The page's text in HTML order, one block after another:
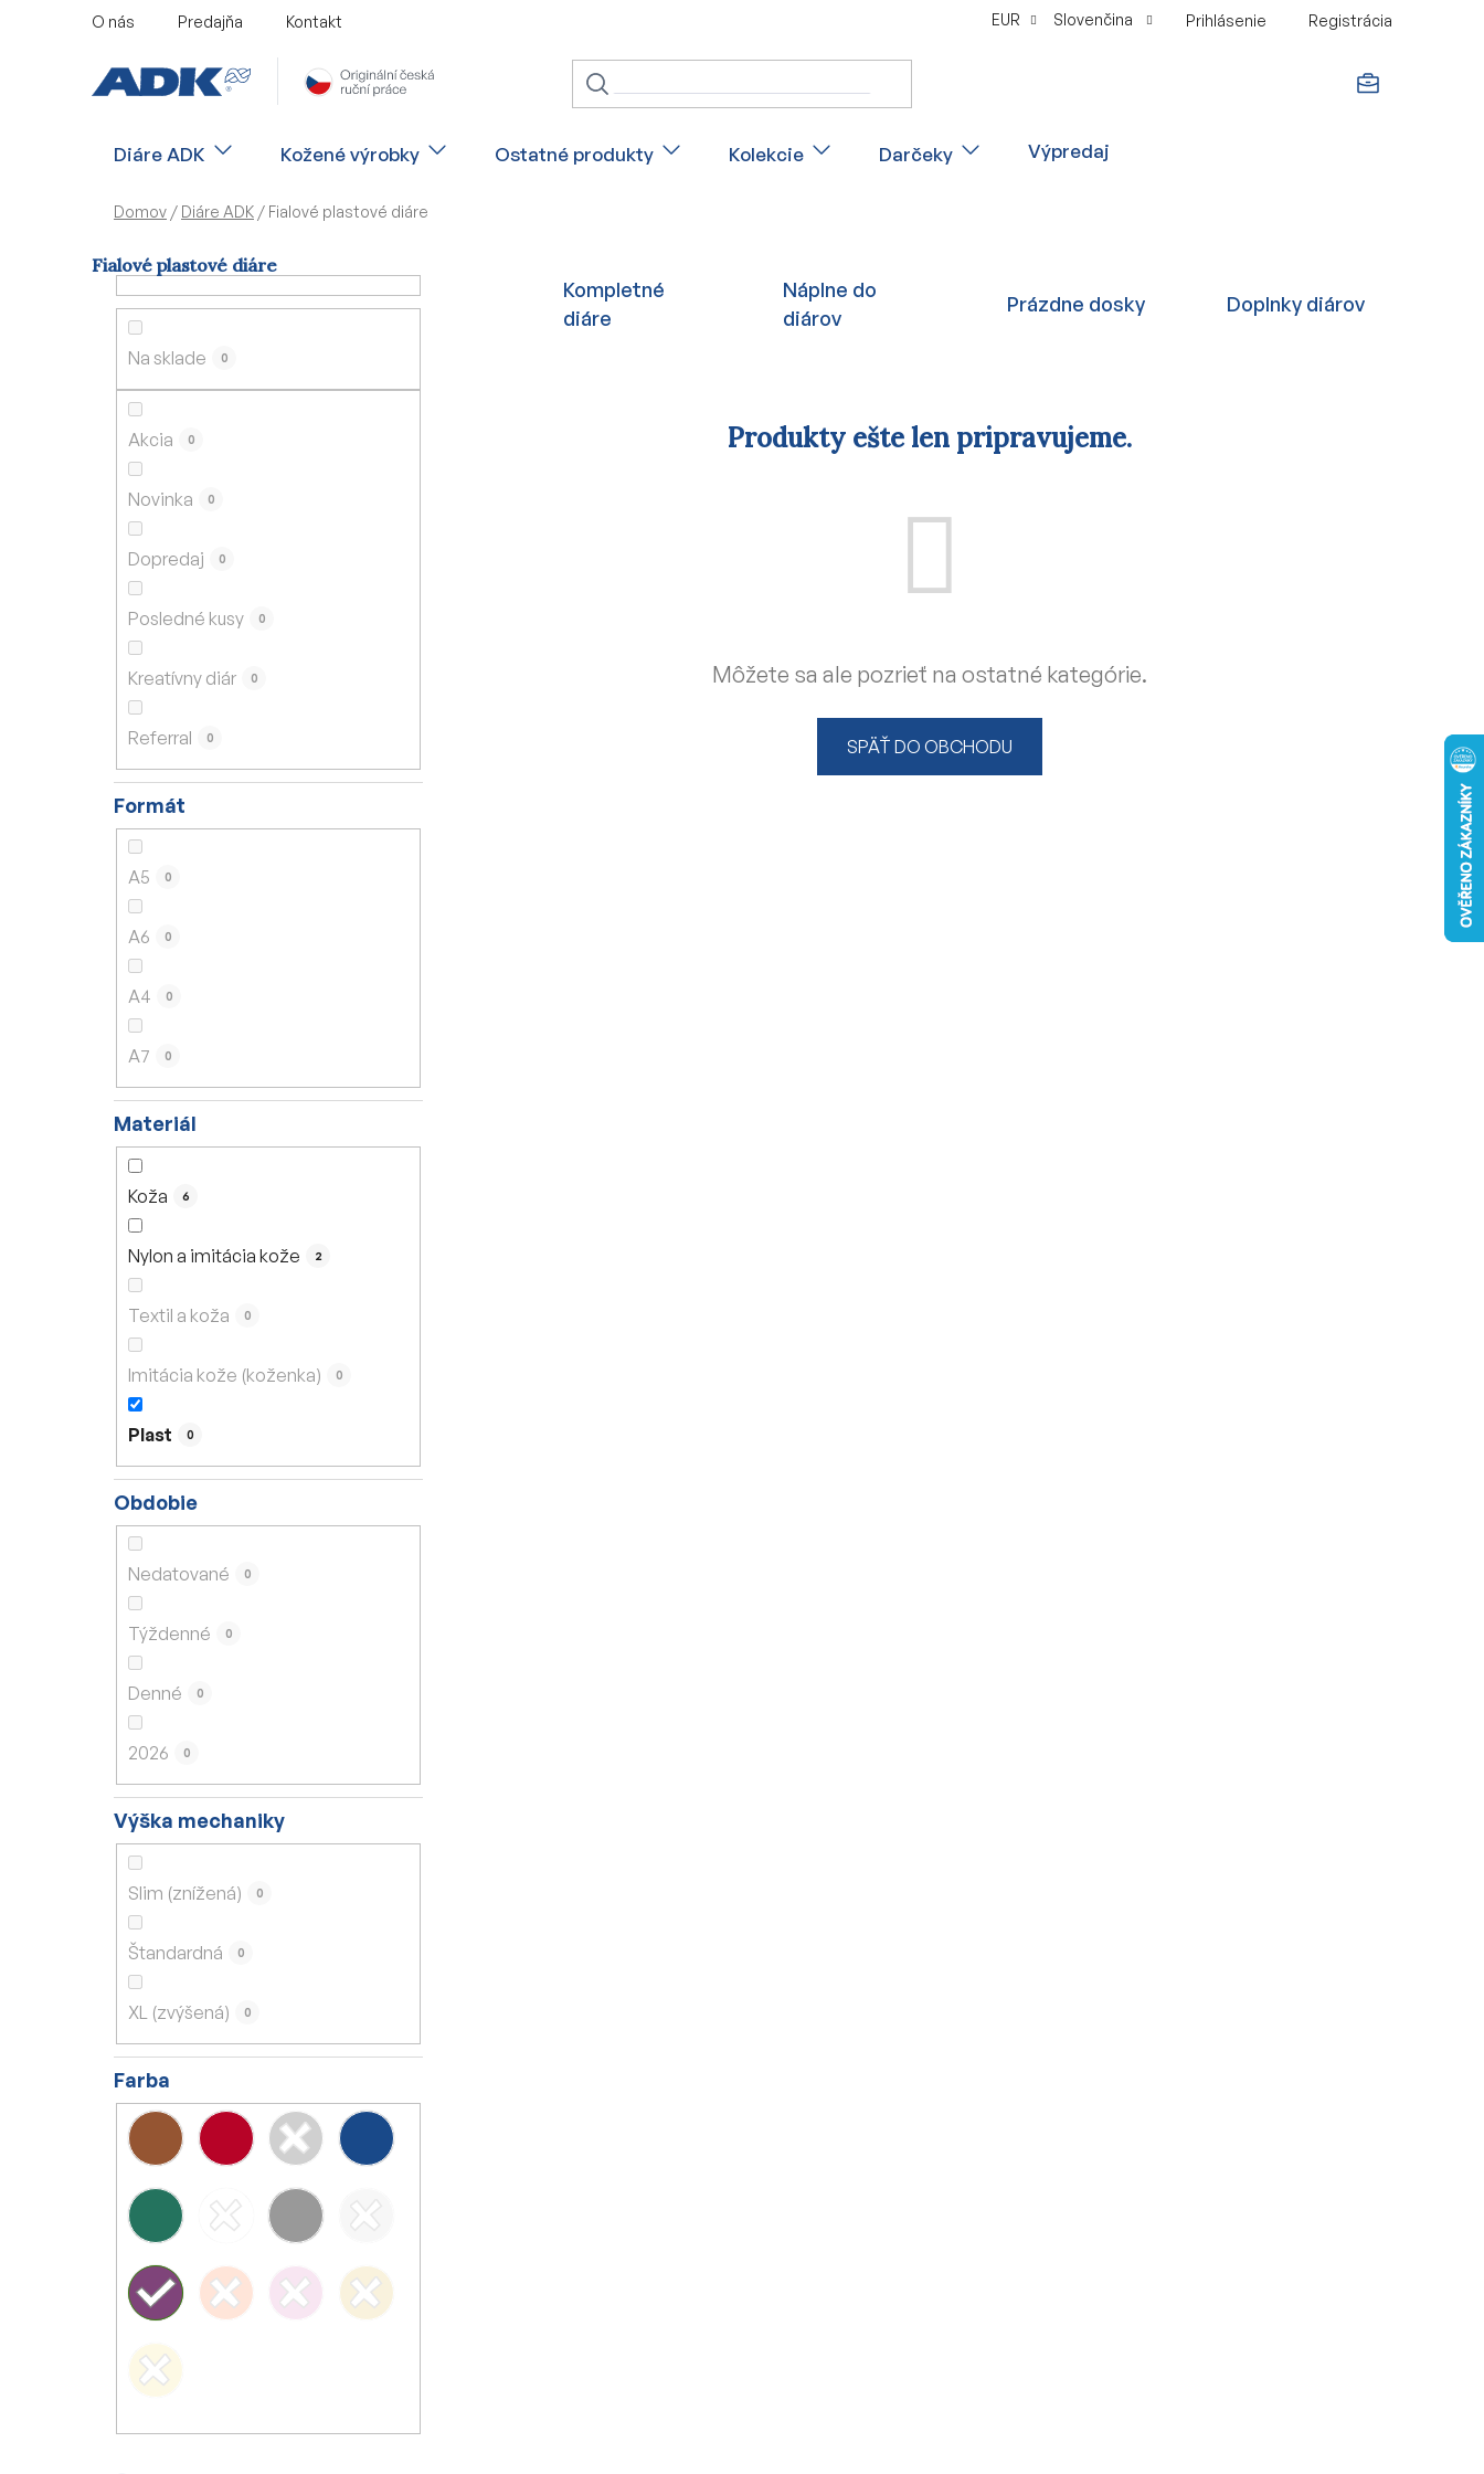
O nás Predajňa Kontakt EUR Slovenčina Prihlásenie Registrácia
Diáre ADK Kožené výrobky Ostatné produkty Kolekcie Darčeky Výpredaj
Domov / Diáre ADK / Fialové plastové diáre
Fialové plastové diáre
Na sklade 0
Akcia 0
Novinka 0
Dopredaj 0
Posledné kusy 0
Kreatívny diár 0
Referral 0
Formát
A5 0
A6 0
A4 0
A7 0
Materiál
Koža 6
Nylon a imitácia kože 2
Textil a koža 0
Imitácia kože (koženka) 0
Plast 0
Obdobie
Nedatované 0
Týždenné 0
Denné 0
2026 0
Výška mechaniky
Slim (znížená) 0
Štandardná 0
XL (zvýšená) 0
Farba
Kompletné
diáre
Náplne do
diárov
Prázdne dosky Doplnky diárov
Produkty ešte len pripravujeme.
Môžete sa ale pozrieť na ostatné kategórie.
SPÄŤ DO OBCHODU